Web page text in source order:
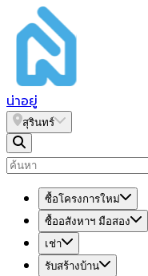
น่าอยู่
สุรินทร์
ซื้อโครงการใหม่
ซื้ออสังหาฯ มือสอง
เช่า
รับสร้างบ้าน